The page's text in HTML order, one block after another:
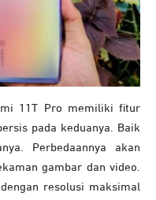
11T Pro memiliki fitur
pada keduanya. Baik
Perbedaannya akan
gambar dan video.
resolusi maksimal